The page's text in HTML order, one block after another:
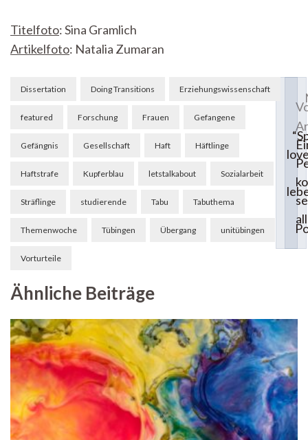
Titelfoto: Sina Gramlich
Artikelfoto: Natalia Zumaran
Dissertation Doing Transitions Erziehungswissenschaft
featured Forschung Frauen Gefangene
Gefängnis Gesellschaft Haft Häftlinge
Haftstrafe Kupferblau letstalkabout Sozialarbeit
Sträflinge studierende Tabu Tabuthema
Themenwoche Tübingen Übergang unitübingen
Vorturteile
Beitragsnavigation
Ähnliche Beiträge